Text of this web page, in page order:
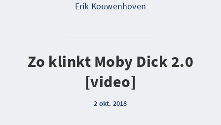
Erik Kouwenhoven
Zo klinkt Moby Dick 2.0
[video]
2 okt. 2018